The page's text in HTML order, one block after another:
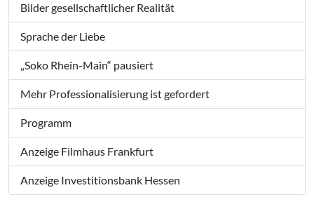
Bilder gesellschaftlicher Realität
Sprache der Liebe
„Soko Rhein-Main“ pausiert
Mehr Professionalisierung ist gefordert
Programm
Anzeige Filmhaus Frankfurt
Anzeige Investitionsbank Hessen